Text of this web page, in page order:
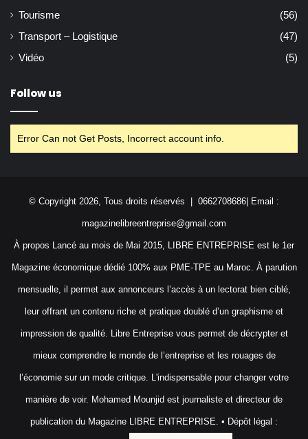
Tourisme
(56)
Transport – Logistique
(47)
Vidéo
(5)
Follow us
Error Can not Get Posts, Incorrect account info.
© Copyright 2026, Tous droits réservés | 0662708686| Email :
magazinelibreentreprise@gmail.com
À propos Lancé au mois de Mai 2015, LIBRE ENTREPRISE est le 1er
Magazine économique dédié 100% aux PME-TPE au Maroc. À parution
mensuelle, il permet aux annonceurs l’accès à un lectorat bien ciblé,
leur offrant un contenu riche et pratique doublé d’un graphisme et
impression de qualité. Libre Entreprise vous permet de décrypter et
mieux comprendre le monde de l’entreprise et les rouages de
l’économie sur un mode critique. L'indispensable pour changer votre
manière de voir. Mohamed Mounjid est journaliste et directeur de
publication du Magazine LIBRE ENTREPRISE. • Dépôt légal :